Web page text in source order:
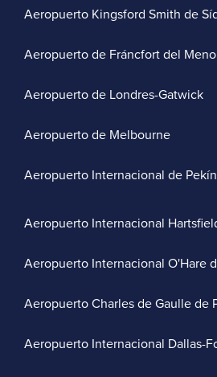
Aeropuerto Kingsford Smith de
Aeropuerto de Fráncfort del Meno
Aeropuerto de Londres-Gatwick
Aeropuerto de Melbourne
Aeropuerto Internacional de
Aeropuerto Internacional
Aeropuerto Internacional O'Hare
Aeropuerto Charles de Gaulle de
Aeropuerto Internacional Dallas-